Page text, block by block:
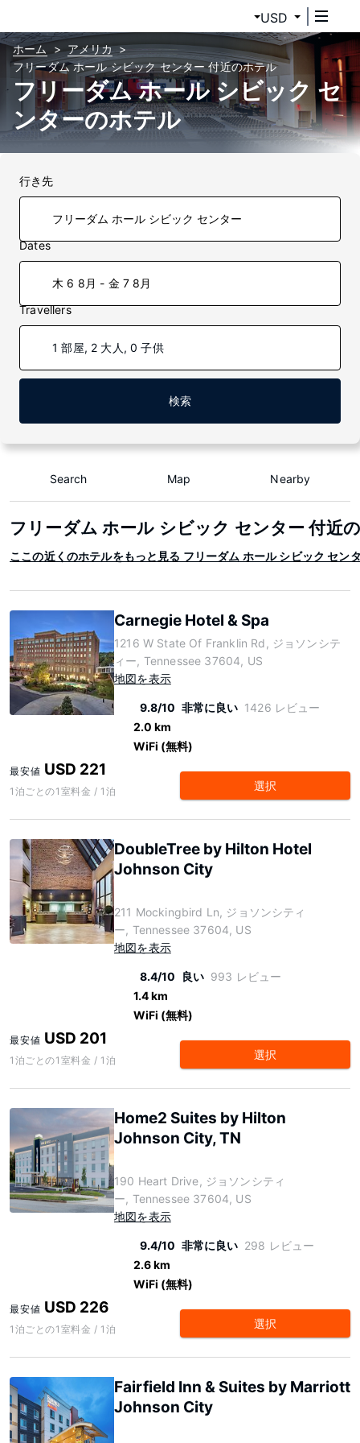
USD
ホーム
アメリカ
フリーダム ホール シビック センター 付近のホテル
フリーダム ホール シビック セ
ンターのホテル
行き先
Dates
木 6 8月 - 金 7 8月
Travellers
1 部屋, 2 大人, 0 子供
検索
Search Map Nearby
フリーダム ホール シビック センター 付近
ここの近くのホテルをもっと見る フリーダム ホール シビック セン
Carnegie Hotel & Spa
1216 W State Of Franklin Rd, ジョソンシテ
ィー, Tennessee 37604, US
地図を表示
9.8/10 非常に良い 1426 レビュー
2.0 km
WiFi (無料)
最安値 USD 221
1泊ごとの1室料金 / 1泊 選択
DoubleTree by Hilton Hotel
Johnson City
211 Mockingbird Ln, ジョソンシティ
ー, Tennessee 37604, US
地図を表示
8.4/10 良い 993 レビュー
1.4 km
WiFi (無料)
最安値 USD 201
1泊ごとの1室料金 / 1泊 選択
Home2 Suites by Hilton
Johnson City, TN
190 Heart Drive, ジョソンシティ
ー, Tennessee 37604, US
地図を表示
9.4/10 非常に良い 298 レビュー
2.6 km
WiFi (無料)
最安値 USD 226
1泊ごとの1室料金 / 1泊 選択
Fairfield Inn & Suites by Marriott
Johnson City